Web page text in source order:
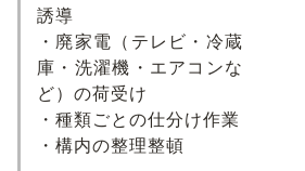
誘導
・廃家電（テレビ・冷蔵
庫・洗濯機・エアコンな
ど）の荷受け
・種類ごとの仕分け作業
・構内の整理整頓